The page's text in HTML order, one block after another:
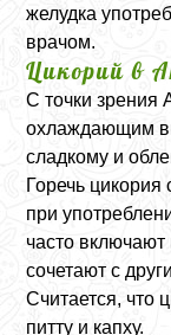
желудка
врачом.
Цикорий в
С точки зрения
охлаждающим
сладкому и
Горечь
при
часто
сочетают с
Считается, что
питту и капху.